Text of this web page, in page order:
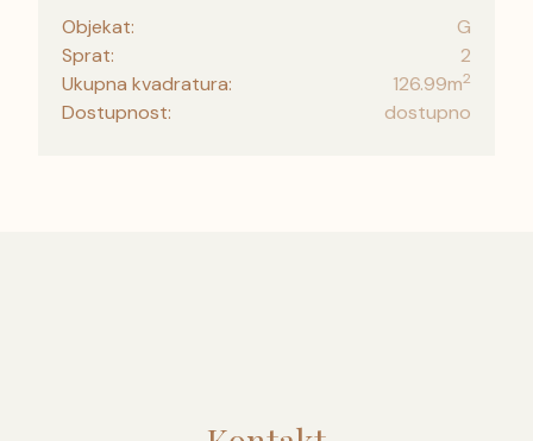
Objekat:
G
Sprat:
2
Ukupna kvadratura:
126.99m2
Dostupnost: dostupno